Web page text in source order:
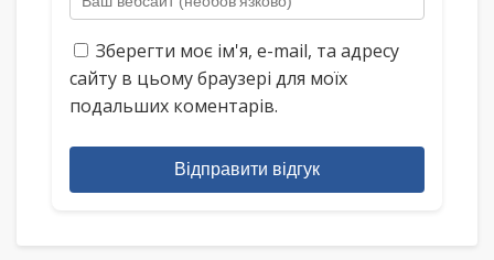
Зберегти моє ім'я, e-mail, та адресу
сайту в цьому браузері для моїх
подальших коментарів.
Відправити відгук